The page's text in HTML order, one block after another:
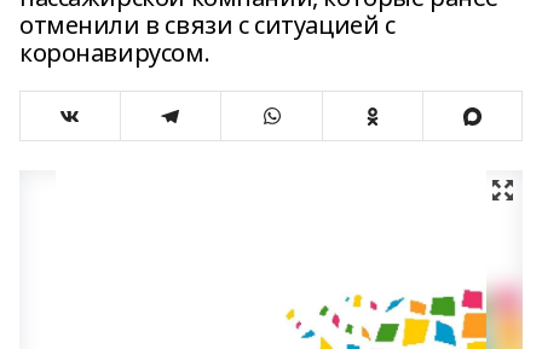
отменили в связи с ситуацией с
коронавирусом.